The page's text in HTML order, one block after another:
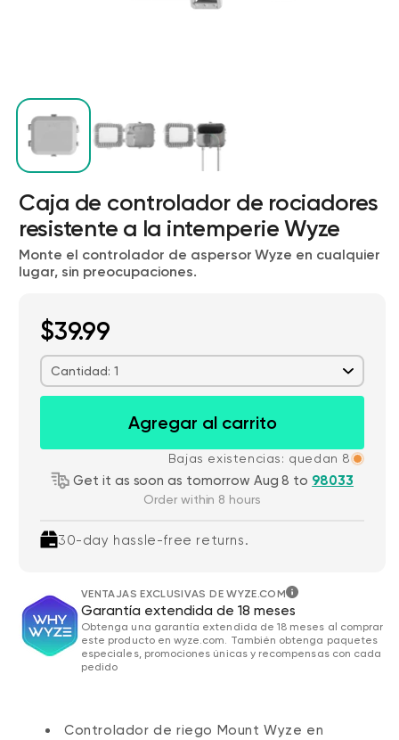
Caja de controlador de rociadores
resistente a la intemperie Wyze
Monte el controlador de aspersor Wyze en cualquier
lugar, sin preocupaciones.
$39.99
Cantidad: 1
Agregar al carrito
Bajas existencias: quedan 8
Get it as soon as tomorrow Aug 8 to 98033
Order within 8 hours
30-day hassle-free returns.
VENTAJAS EXCLUSIVAS DE WYZE.COM
Garantía extendida de 18 meses
Obtenga una garantía extendida de 18 meses al comprar
este producto en wyze.com. También obtenga paquetes
especiales, promociones únicas y recompensas con cada
pedido
Controlador de riego Mount Wyze en
Wyze Cam v4 + Tarjeta MicroSD de
32 GB
Blanco
More
options
Add to cart